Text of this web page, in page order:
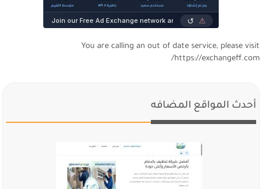
You are calling an out of date service, please visit
https://exchangeff.com/
أحدث المواقع المضافه